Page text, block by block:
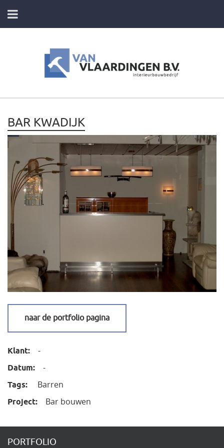
CONTACT
BAR KWADIJK
naar de portfolio pagina
Klant: -
Datum: -
Tags: Barren
Project: Bar bouwen
PORTFOLIO